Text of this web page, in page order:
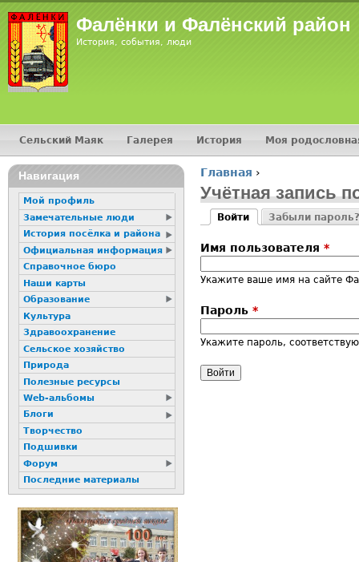
Фалёнки и Фалёнский район
История, события, люди
Вы здесь
Главная ›
Учётная запись
Главные
Войти
Забыли пароль?
Имя пользователя *
Укажите ваше имя на сайте
Пароль *
Укажите пароль,
Главное меню
Сельский Маяк Галерея История Моя
16+
Навигация
Мой профиль
Замечательные люди
История посёлка и района
Официальная информация
Справочное бюро
Наши карты
Образование
Культура
Здравоохранение
Сельское хозяйство
Природа
Полезные ресурсы
Web-альбомы
Блоги
Творчество
Подшивки
Форум
Последние материалы